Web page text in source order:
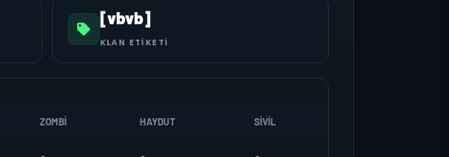
[vbvb]
KLAN ETIKETI
ZOMBI HAYDUT SIVIL